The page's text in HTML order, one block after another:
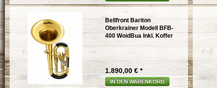
Bellfront Bariton
Oberkrainer Modell BFB-
400 WoidBua Inkl. Koffer
1.890,00 € *
IN DEN WARENKORB